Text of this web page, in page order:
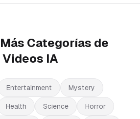
Categorías de
Videos IA
Entertainment Mystery
Health Science Horror